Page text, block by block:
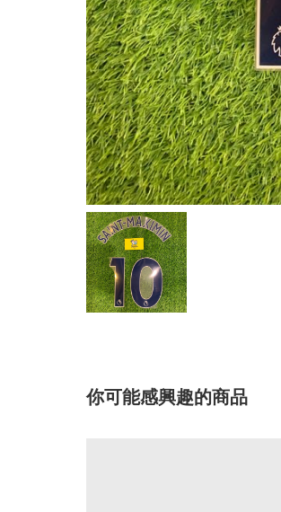
你可能感興趣的商品